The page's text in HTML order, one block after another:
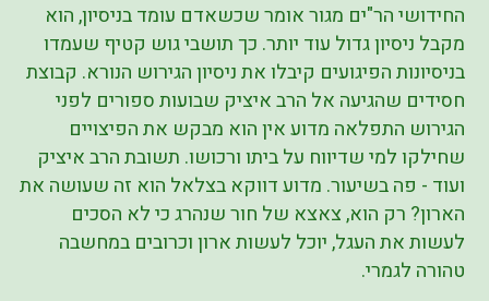
החידושי הר"ים מגור אומר שכשאדם עומד בניסיון, הוא
מקבל ניסיון גדול עוד יותר. כך תושבי גוש קטיף שעמדו
בניסיונות הפיגועים קיבלו את ניסיון הגירוש הנורא. קבוצת
חסידים שהגיעה אל הרב איציק שבועות ספורים לפני
הגירוש התפלאה מדוע אין הוא מבקש את הפיצויים
שחילקו למי שדיווח על ביתו ורכושו. תשובת הרב איציק
ועוד - פה בשיעור. מדוע דווקא בצלאל הוא זה שעושה את
הארון? רק הוא, צאצא של חור שנהרג כי לא הסכים
לעשות את העגל, יוכל לעשות ארון וכרובים במחשבה
טהורה לגמרי.